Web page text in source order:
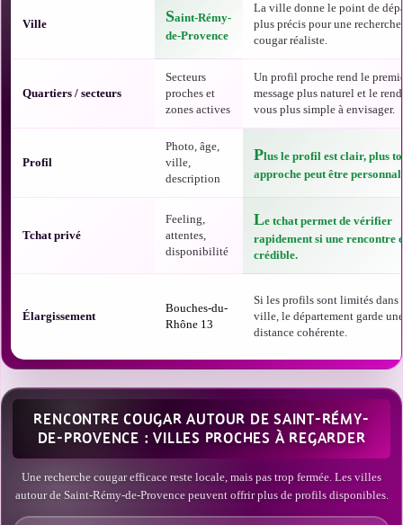
Ville Saint-Rémy-
de-Provence
La ville donne le point de
plus précis pour une recherche
cougar réaliste.
Quartiers / secteurs
Secteurs
proches et
zones actives
Un profil proche rend le
message plus naturel et le
vous plus simple à envisager.
Profil
Photo, âge,
ville,
description
Plus le profil est clair, plus
approche peut être
Tchat privé
Feeling,
attentes,
disponibilité
Le tchat permet de vérifier
rapidement si une rencontre
crédible.
Élargissement
Bouches-du-
Rhône 13
Si les profils sont limités dans
ville, le département garde une
distance cohérente.
RENCONTRE COUGAR AUTOUR DE SAINT-RÉMY-
DE-PROVENCE : VILLES PROCHES À REGARDER
Une recherche cougar efficace reste locale, mais pas trop fermée. Les villes
autour de Saint-Rémy-de-Provence peuvent offrir plus de profils disponibles.